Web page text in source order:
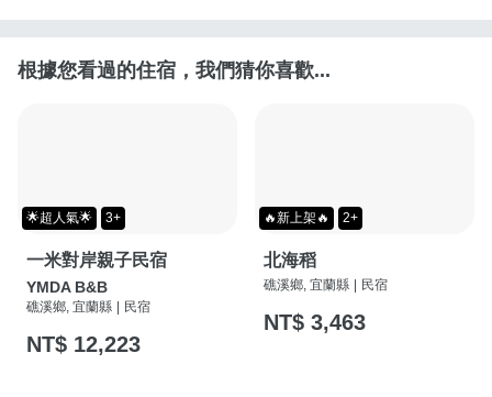
根據您看過的住宿，我們猜你喜歡...
🌟超人氣🌟 3+
一米對岸親子民宿
YMDA B&B
礁溪鄉, 宜蘭縣 | 民宿
NT$ 12,223
🔥新上架🔥 2+
北海稻
礁溪鄉, 宜蘭縣 | 民宿
NT$ 3,463